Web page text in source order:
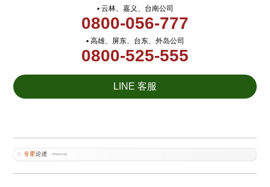
▪ 云林、嘉义、台南公司
0800-056-777
▪ 高雄、屏东、台东、外岛公司
0800-525-555
LINE 客服